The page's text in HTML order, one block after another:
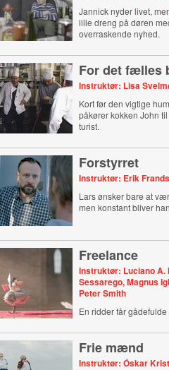
Jannick nyder livet,
lille dreng på døren
overraskende nyhed.
For det fælles
Instruktør: Lisa
Kort før den vigtige
påkører kokken John
turist.
Forstyrret
Instruktør: Erik
Lars ønsker bare at
men konstant bliver
Freelance
Instruktør: Luciano A.
Sessarego, Magnus
Peter Smith
En ridder får
Frie mænd
Instruktør: Óskar